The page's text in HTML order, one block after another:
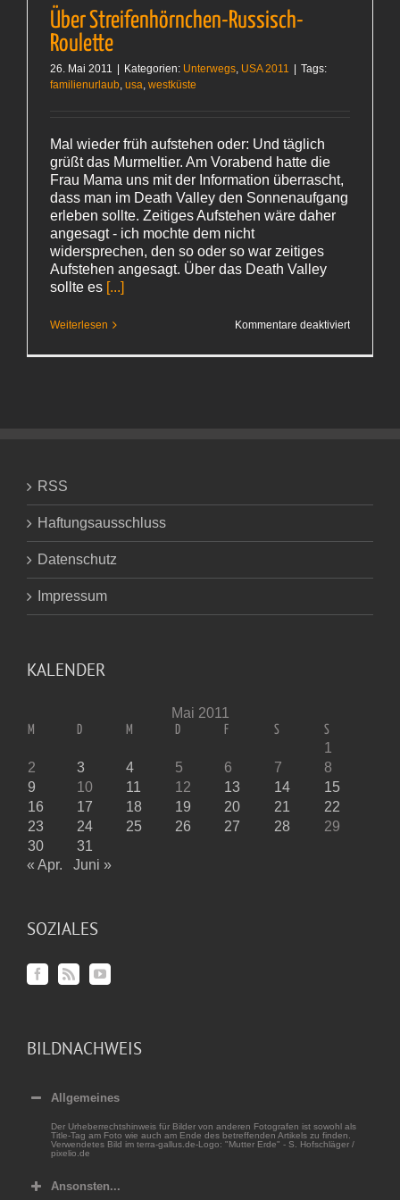
Über Streifenhörnchen-Russisch-
Roulette
26. Mai 2011 | Kategorien: Unterwegs USA 2011 | Tags:
familienurlaub usa westküste
Mal wieder früh aufstehen oder: Und täglich
grüßt das Murmeltier. Am Vorabend hatte die
Frau Mama uns mit der Information überrascht,
dass man im Death Valley den Sonnenaufgang
erleben sollte. Zeitiges Aufstehen wäre daher
angesagt - ich mochte dem nicht
widersprechen, den so oder so war zeitiges
Aufstehen angesagt. Über das Death Valley
sollte es [...]
Weiterlesen Kommentare deaktiviertfür
RSS
Haftungsausschluss
Datenschutz
Impressum
KALENDER
Mai 2011
M D M D F S S
1
2
3 4 5 6 7
8
9
10 11 12 13 14
15
16
17 18 19 20 21
22
23
24 25 26 27 28
29
30
31
« Apr.
Juni »
SOZIALES
BILDNACHWEIS
Allgemeines
Der Urheberrechtshinweis für Bilder von anderen Fotografen ist sowohl als
Title-Tag am Foto wie auch am Ende des betreffenden Artikels zu finden.
Verwendetes Bild im terra-gallus.de-Logo: "Mutter Erde" - S. Hofschläger /
pixelio.de
Ansonsten...